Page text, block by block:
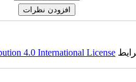
4.0 International License